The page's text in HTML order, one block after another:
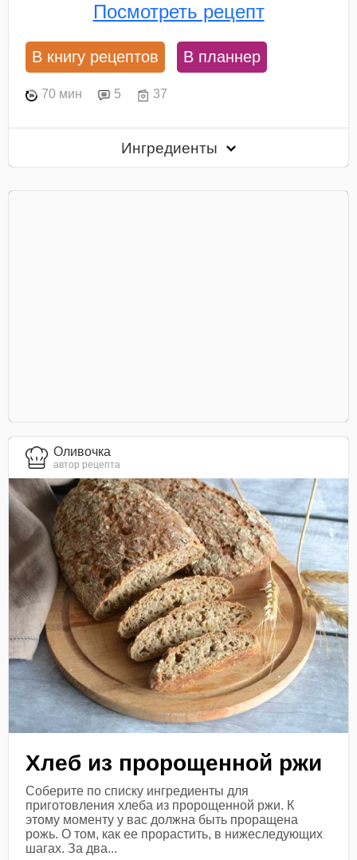
Посмотреть рецепт
В книгу рецептов В планнер
70 мин 5 37
Ингредиенты
Оливочка
автор рецепта
Хлеб из пророщенной ржи
Соберите по списку ингредиенты для
приготовления хлеба из пророщенной ржи. К
этому моменту у вас должна быть проращена
рожь. О том, как ее прорастить, в нижеследующих
шагах. За два...